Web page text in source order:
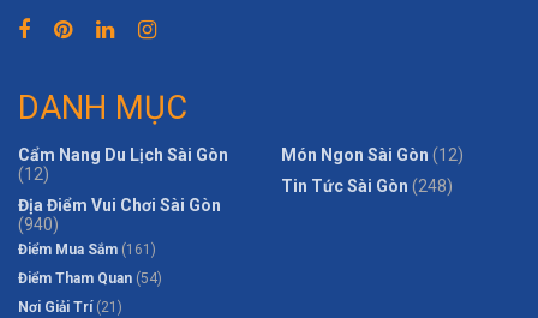
DANH MỤC
Cẩm Nang Du Lịch Sài Gòn
(12)
Địa Điểm Vui Chơi Sài Gòn
(940)
Điểm Mua Sắm (161)
Điểm Tham Quan (54)
Nơi Giải Trí (21)
Món Ngon Sài Gòn (12)
Tin Tức Sài Gòn (248)